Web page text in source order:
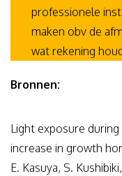
professionele
maken obv de
wat rekening
Bronnen:
Light exposure
increase in growth
E. Kasuya, S.